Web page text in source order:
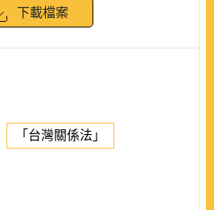
下載檔案
「台灣關係法」